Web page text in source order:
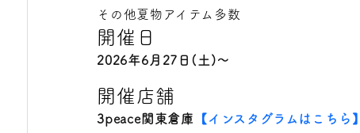
その他夏物アイテム多数
開催日
2026年6月27日(土)〜
開催店舗
3peace関東倉庫 【インスタグラムはこちら】